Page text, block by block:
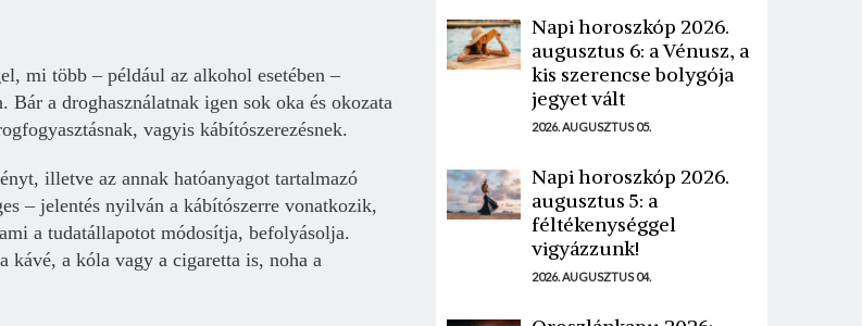
mi több – például az alkohol esetében –
Bár a droghasználatnak igen sok oka és okozata
vagyis kábítószerezésnek.
illetve az annak hatóanyagot tartalmazó
– jelentés nyilván a kábítószerre vonatkozik,
a tudatállapotot módosítja, befolyásolja.
kávé, a kóla vagy a cigaretta is, noha a
Napi horoszkóp 2026.
augusztus 6: a Vénusz, a
kis szerencse bolygója
jegyet vált
2026. AUGUSZTUS 05.
Napi horoszkóp 2026.
augusztus 5: a
féltékenységgel
vigyázzunk!
2026. AUGUSZTUS 04.